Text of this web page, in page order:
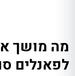
מה מושך
לפאנלים